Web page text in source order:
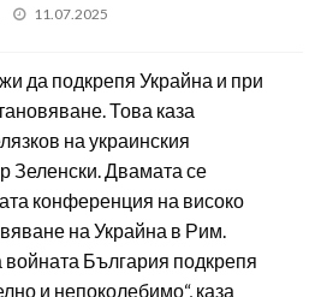
Posted
11.07.2025
да подкрепя Украйна и при
Това каза
на украинския
Зеленски. Двамата се
конференция на високо
на Украйна в Рим.
войната България подкрепя
и непоколебимо“, каза